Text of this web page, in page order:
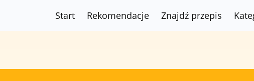
Start Rekomendacje Znajdź przepis